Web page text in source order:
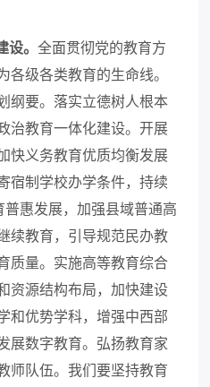
设。全面贯彻党的教育方
各级各类教育的生命线。
纲要。落实立德树人根本
治教育一体化建设。开展
快义务教育优质均衡发展
宿制学校办学条件，持续
普惠发展，加强县域普通高
续教育，引导规范民办教
质量。实施高等教育综合
资源结构布局，加快建设
和优势学科，增强中西部
展数字教育。弘扬教育家
师队伍。我们要坚持教育